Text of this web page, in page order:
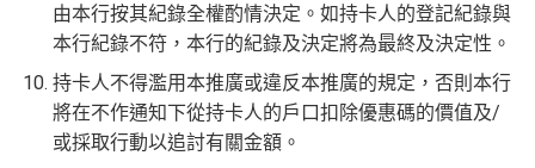
由本行按其紀錄全權酌情決定。如持卡人的登記紀錄與
本行紀錄不符，本行的紀錄及決定將為最終及決定性。
持卡人不得濫用本推廣或違反本推廣的規定，否則本行
將在不作通知下從持卡人的戶口扣除優惠碼的價值及/
或採取行動以追討有關金額。